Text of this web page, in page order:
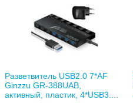
Разветвитель USB2.0 7*AF
Ginzzu GR-388UAB,
активный, пластик, 4*USB3....